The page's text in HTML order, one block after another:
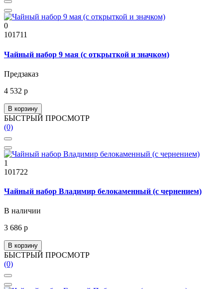
0
101711
Чайный набор 9 мая (с открыткой и значком)
Предзаказ
4 532 р
В корзину
БЫСТРЫЙ ПРОСМОТР
(0)
1
101722
Чайный набор Владимир белокаменный (с чернением)
В наличии
3 686 р
В корзину
БЫСТРЫЙ ПРОСМОТР
(0)